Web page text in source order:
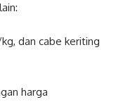
dan cabe keriting
harga